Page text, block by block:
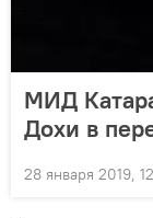
МИД
Дохи в
28 января 2019,